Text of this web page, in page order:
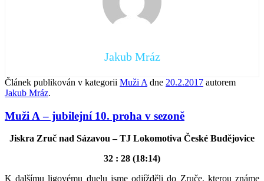
Jakub Mráz
Článek publikován v kategorii Muži A dne 20.2.2017 autorem
Jakub Mráz.
Muži A – jubilejní 10. proha v sezoně
Jiskra Zruč nad Sázavou – TJ Lokomotiva České Budějovice
32 : 28 (18:14)
K dalšímu ligovému duelu jsme odjížděli do Zruče, kterou známe